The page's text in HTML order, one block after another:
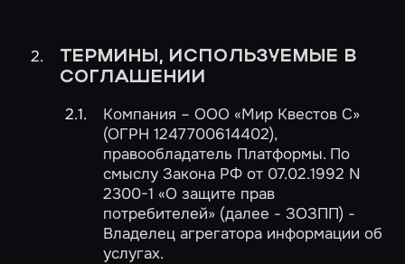
ТЕРМИНЫ, ИСПОЛЬЗУЕМЫЕ В
СОГЛАШЕНИИ
Компания – ООО «Мир Квестов С»
(ОГРН 1247700614402),
правообладатель Платформы. По
смыслу Закона РФ от 07.02.1992 N
2300-1 «О защите прав
потребителей» (далее - ЗОЗПП) -
Владелец агрегатора информации об
услугах.